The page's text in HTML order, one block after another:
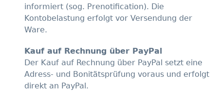
informiert (sog. Prenotification). Die
Kontobelastung erfolgt vor Versendung der
Ware.
Kauf auf Rechnung über PayPal
Der Kauf auf Rechnung über PayPal setzt eine
Adress- und Bonitätsprüfung voraus und erfolgt
direkt an PayPal.